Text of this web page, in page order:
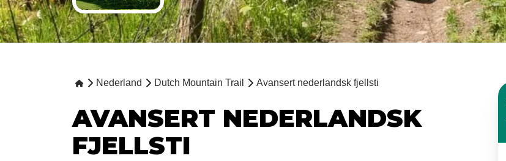
Nederland Dutch Mountain Trail Avansert nederlandsk fjellsti
AVANSERT NEDERLANDSK
FJELLSTI